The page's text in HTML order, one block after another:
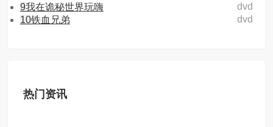
dvd
9我在诡秘世界玩嗨
dvd
10铁血兄弟
热门资讯